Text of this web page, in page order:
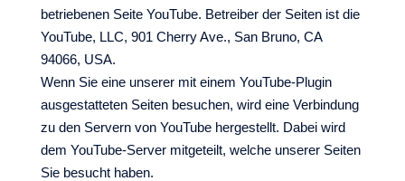
betriebenen Seite YouTube. Betreiber der Seiten ist die
YouTube, LLC, 901 Cherry Ave., San Bruno, CA
94066, USA.
Wenn Sie eine unserer mit einem YouTube-Plugin
ausgestatteten Seiten besuchen, wird eine Verbindung
zu den Servern von YouTube hergestellt. Dabei wird
dem YouTube-Server mitgeteilt, welche unserer Seiten
Sie besucht haben.